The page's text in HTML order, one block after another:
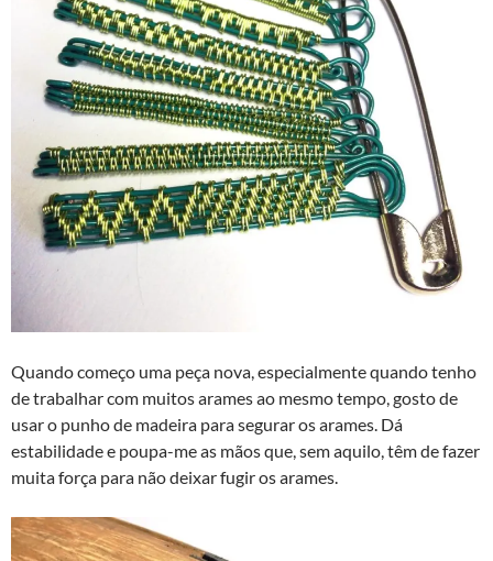
Quando começo uma peça nova, especialmente quando tenho
de trabalhar com muitos arames ao mesmo tempo, gosto de
usar o punho de madeira para segurar os arames. Dá
estabilidade e poupa-me as mãos que, sem aquilo, têm de fazer
muita força para não deixar fugir os arames.